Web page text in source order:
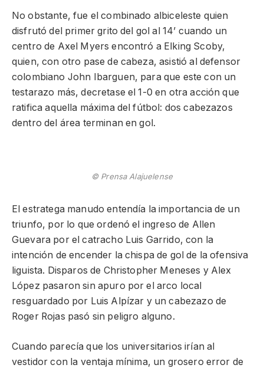
No obstante, fue el combinado albiceleste quien
disfrutó del primer grito del gol al 14’ cuando un
centro de Axel Myers encontró a Elking Scoby,
quien, con otro pase de cabeza, asistió al defensor
colombiano John Ibarguen, para que este con un
testarazo más, decretase el 1-0 en otra acción que
ratifica aquella máxima del fútbol: dos cabezazos
dentro del área terminan en gol.
© Prensa Alajuelense
El estratega manudo entendía la importancia de un
triunfo, por lo que ordenó el ingreso de Allen
Guevara por el catracho Luis Garrido, con la
intención de encender la chispa de gol de la ofensiva
liguista. Disparos de Christopher Meneses y Alex
López pasaron sin apuro por el arco local
resguardado por Luis Alpízar y un cabezazo de
Roger Rojas pasó sin peligro alguno.
Cuando parecía que los universitarios irían al
vestidor con la ventaja mínima, un grosero error de